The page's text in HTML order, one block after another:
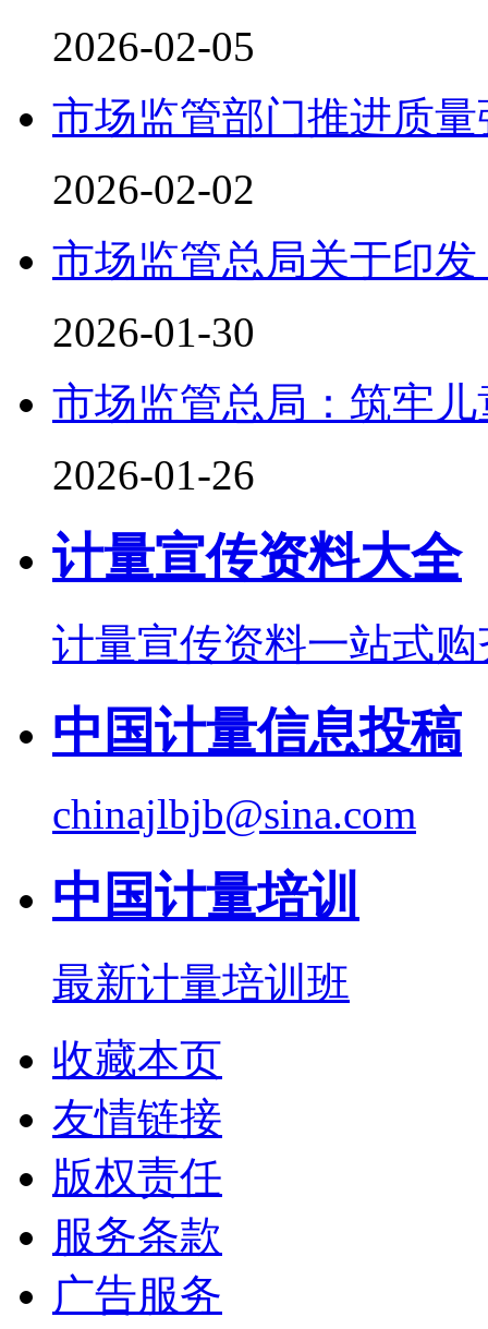
2026-02-05
市场监管部门推进质
2026-02-02
市场监管总局关于印
2026-01-30
市场监管总局：筑牢
2026-01-26
计量宣传资料大全
计量宣传资料一站式购
中国计量信息投稿
chinajlbjb@sina.com
中国计量培训
最新计量培训班
收藏本页
友情链接
版权责任
服务条款
广告服务